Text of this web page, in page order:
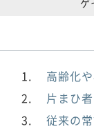
ゲ
高齢化
片まひ
従来の